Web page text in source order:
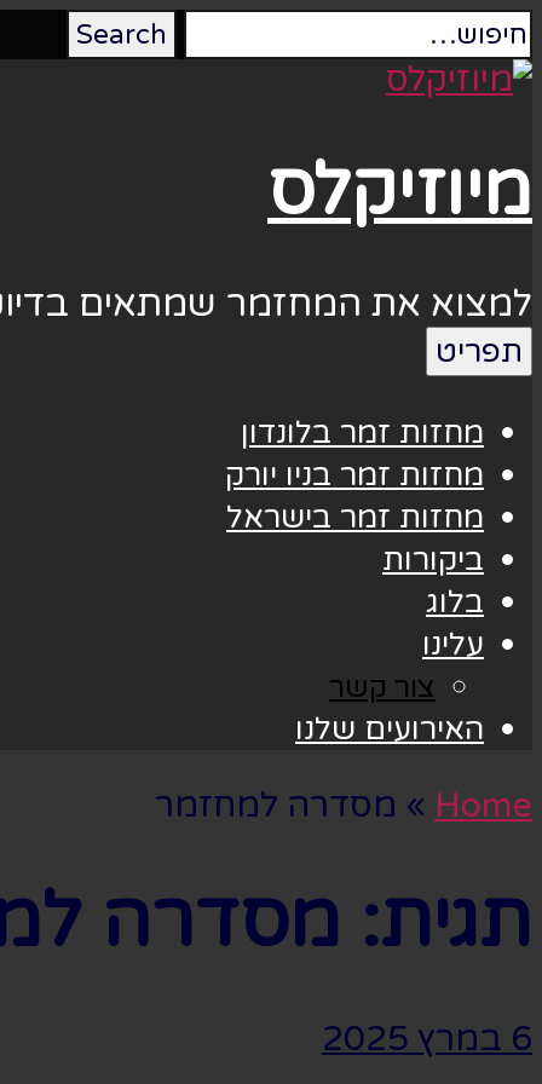
מיוזיקלס
למצוא את המחזמר שמתאים
תפריט
מחזות זמר בלונדון
מחזות זמר בניו יורק
מחזות זמר בישראל
ביקורות
בלוג
עלינו
צור קשר
האירועים שלנו
Home
» מסדרה למחזמר
תגית: מסדרה
6 במרץ 2025